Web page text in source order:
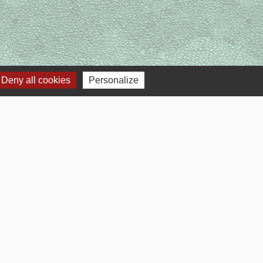
Deny all cookies Personalize